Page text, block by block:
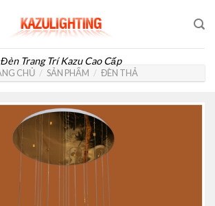
Đèn Trang Trí Kazu Cao Cấp
CHỦ / SẢN PHẨM / ĐÈN THẢ